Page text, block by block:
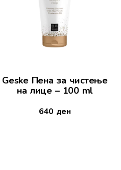
Geske Пена за чистење
на лице – 100 ml
640 ден